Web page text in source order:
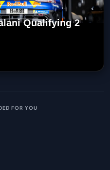
Qualifying 2
FOR YOU